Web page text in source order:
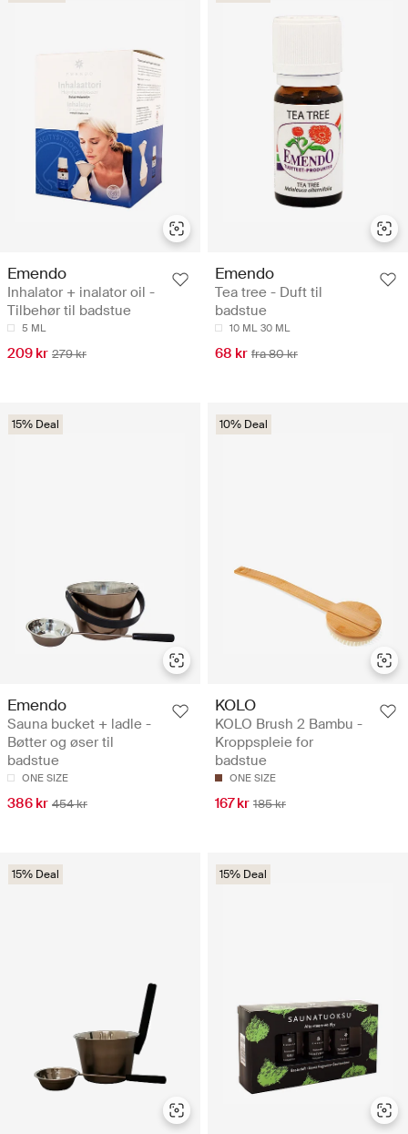
Emendo
Inhalator + inalator oil -
Tilbehør til badstue
5 ML
209 kr 279 kr
Emendo
Tea tree - Duft til
badstue
10 ML 30 ML
68 kr fra 80 kr
15% Deal
Emendo
Sauna bucket + ladle -
Bøtter og øser til
badstue
ONE SIZE
386 kr 454 kr
10% Deal
KOLO
KOLO Brush 2 Bambu -
Kroppspleie for
badstue
ONE SIZE
167 kr 185 kr
15% Deal 15% Deal